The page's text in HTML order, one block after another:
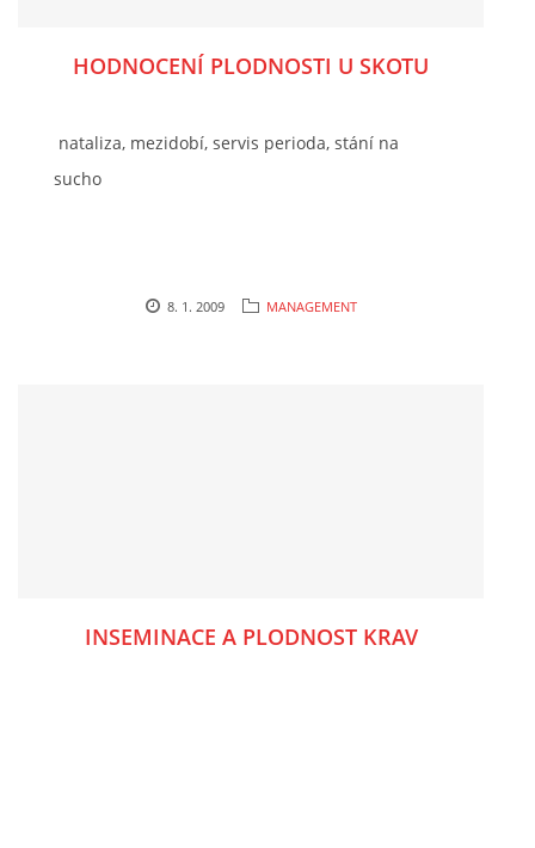
HODNOCENÍ PLODNOSTI U SKOTU
nataliza, mezidobí, servis perioda, stání na
sucho
8. 1. 2009 MANAGEMENT
INSEMINACE A PLODNOST KRAV